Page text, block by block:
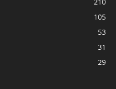
105
53
31
29